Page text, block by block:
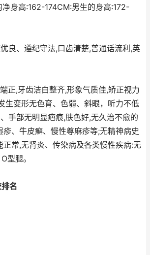
身高:162-174CM:男生的身高:172-
良、遵纪守法,口齿清楚,普通话流利,英
正,牙齿洁白整齐,形象气质佳,矫正视力
生变形无色育、色弱、斜眼，听力不低
手部无明显疤痕,肤色好,无久治不愈的
疹、牛皮癣、慢性尊麻疹等;无精神病史
正常,无肾炎、传染病及各类慢性疾病:无
型腿。
名